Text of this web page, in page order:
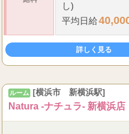
全額現金日払い
バック率63％
し)
平均日給 40,000
日給70,000円
雑費や諸経費等
出 ...
ルーム[横浜市 新横浜駅]